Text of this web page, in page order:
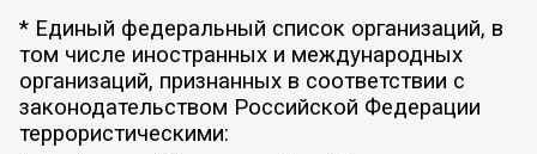
* Единый федеральный список организаций, в
том числе иностранных и международных
организаций, признанных в соответствии с
законодательством Российской Федерации
террористическими: